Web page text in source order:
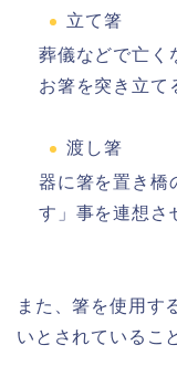
立て箸
葬儀などで亡く
お箸を突き立て
渡し箸
器に箸を置き橋
す」事を連想さ
また、箸を使用す
いとされているこ